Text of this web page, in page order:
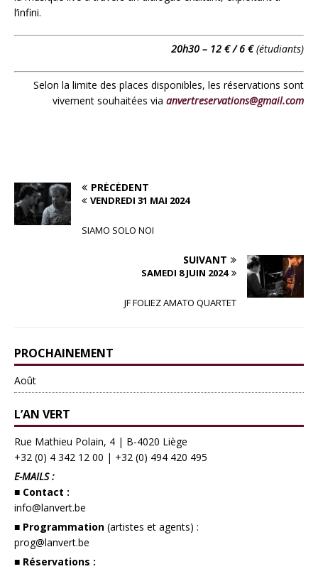
l’infini.
20h30 – 12 € /6 €(étudiants)
Selon la limite des places disponibles, les réservations sont
vivement souhaitées via anvertreservations@gmail.com
PRÉCÉDENT
VENDREDI 31 MAI 2024
SIAMO SOLO NOI
SUIVANT
SAMEDI 8 JUIN 2024
JF FOLIEZ AMATO QUARTET
PROCHAINEMENT
Août
L’AN VERT
Rue Mathieu Polain, 4 | B-4020 Liège
+32 (0) 4 342 12 00 | +32 (0) 494 420 495
E-MAILS :
■ Contact :
info@lanvert.be
■ Programmation (artistes et agents) :
prog@lanvert.be
■ Réservations :